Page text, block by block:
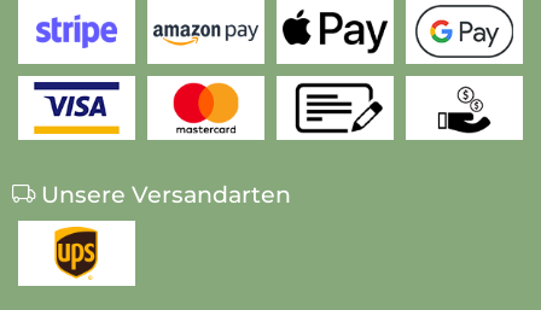
Unsere Versandarten